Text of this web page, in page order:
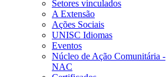
Setores vinculados
A Extensão
Ações Sociais
UNISC Idiomas
Eventos
Núcleo de Ação Comunitária -
NAC